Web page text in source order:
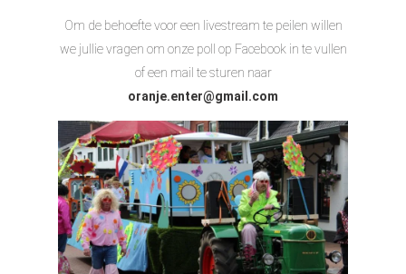
Om de behoefte voor een livestream te peilen willen
we jullie vragen om onze poll op Facebook in te vullen
of een mail te sturen naar
oranje.enter@gmail.com